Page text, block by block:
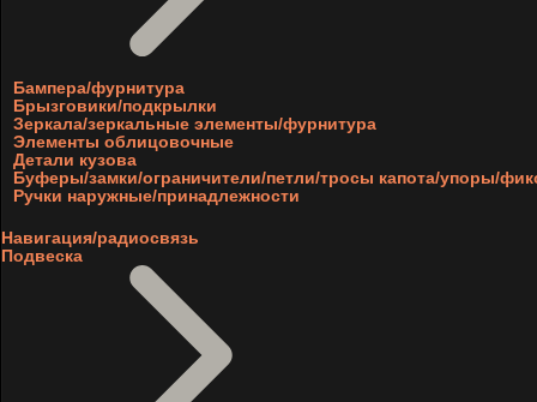
Бампера/фурнитура
Брызговики/подкрылки
Зеркала/зеркальные элементы/фурнитура
Элементы облицовочные
Детали кузова
Буферы/замки/ограничители/петли/тросы капота/упоры/
Ручки наружные/принадлежности
Навигация/радиосвязь
Подвеска